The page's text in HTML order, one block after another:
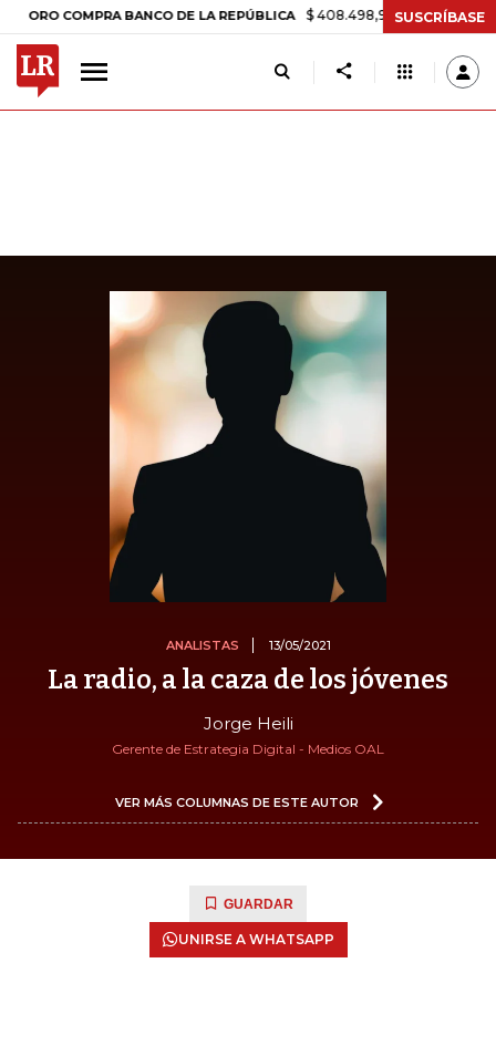
COMPRA BANCO DE LA REPÚBLICA $ 408.498,97 +$ 8.753,81 +2,19%
SUSCRÍBASE
ANALISTAS 13/05/2021
La radio, a la caza de los jóvenes
Jorge Heili
Gerente de Estrategia Digital - Medios OAL
VER MÁS COLUMNAS DE ESTE AUTOR
GUARDAR
UNIRSE A WHATSAPP